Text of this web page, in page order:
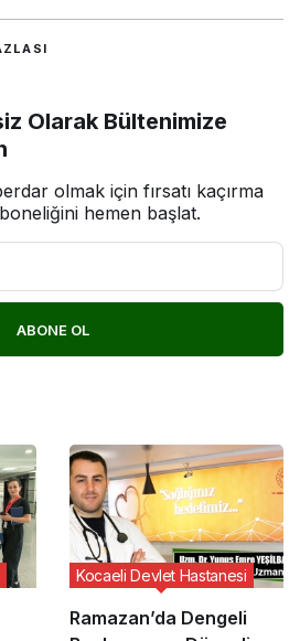
Olarak Bültenimize
olmak için fırsatı kaçırma
hemen başlat.
ABONE OL
Ramazan’da Dengeli
Kocaeli Devlet Hastanesi